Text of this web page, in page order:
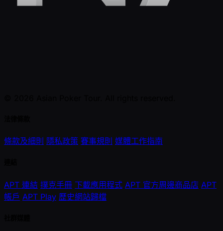
條款及細則 隱私政策 賽事規則 媒體工作指南
APT 連結 撲克手冊 下載應用程式 APT 官方周邊商品店 APT
帳戶 APT Play 歷史網站歸檔